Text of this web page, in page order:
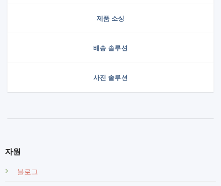
제품 소싱
배송 솔루션
사진 솔루션
자원
블로그